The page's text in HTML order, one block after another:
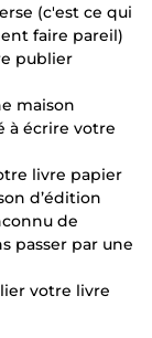
(c'est ce qui
faire pareil)
publier
maison
à écrire votre
livre papier
d’édition
de
passer par une
votre livre